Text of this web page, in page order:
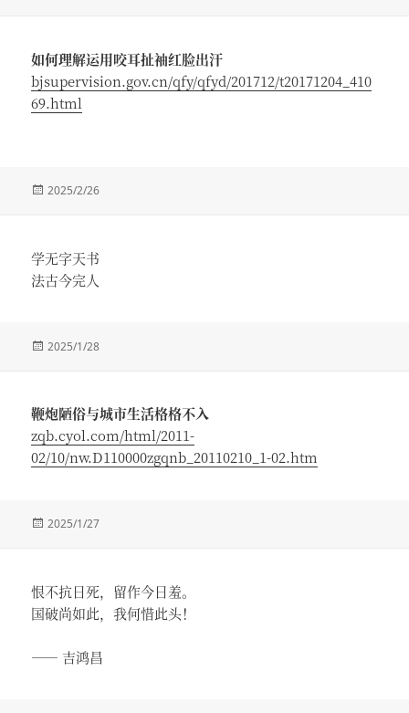
如何理解运用咬耳扯袖红脸出汗
bjsupervision.gov.cn/qfy/qfyd/201712/t20171204_410
69.html
发
2025/2/26
学无字天书
法古今完人
发
2025/1/28
鞭炮陋俗与城市生活格格不入
zqb.cyol.com/html/2011-
02/10/nw.D110000zgqnb_20110210_1-02.htm
发
2025/1/27
恨不抗日死，留作今日羞。
国破尚如此，我何惜此头！
—— 吉鸿昌